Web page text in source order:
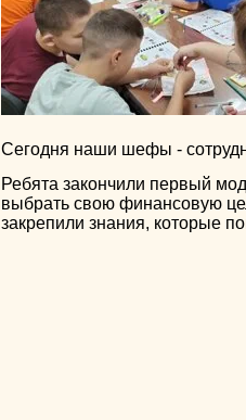
Сегодня наши шефы -
Ребята закончили первый
выбрать свою финансовую
закрепили знания, которые